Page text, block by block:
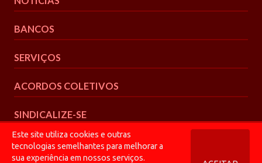
BANCOS
SERVIÇOS
ACORDOS COLETIVOS
SINDICALIZE-SE
Este site utiliza cookies e outras
tecnologias semelhantes para melhorar a
sua experiência em nossos serviços.